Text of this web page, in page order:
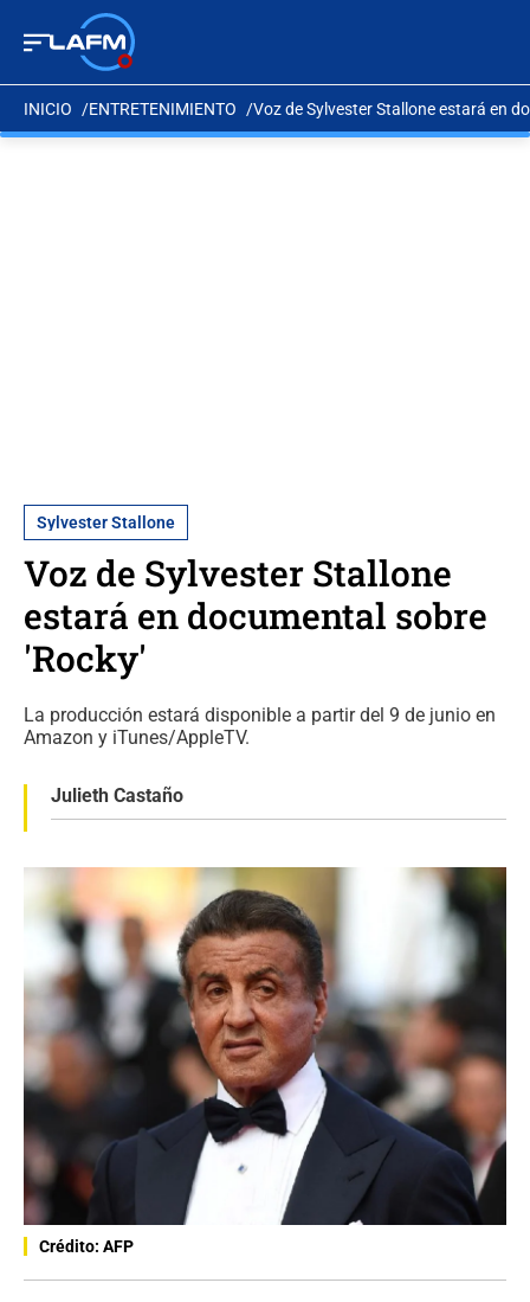
INICIO ENTRETENIMIENTO Voz de Sylvester Stallone estará en
Sylvester Stallone
Voz de Sylvester Stallone
estará en documental sobre
'Rocky'
La producción estará disponible a partir del 9 de junio en
Amazon y iTunes/AppleTV.
Julieth Castaño
Crédito: AFP